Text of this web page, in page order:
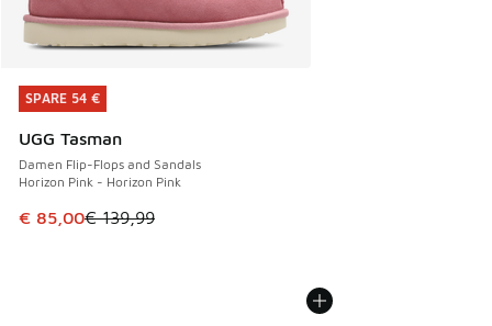
SPARE 54 €
UGG Tasman
Damen Flip-Flops and Sandals
Horizon Pink - Horizon Pink
Dieser Artikel ist im Sale. Der Preis ist von € 139,99 auf €
€ 85,00€ 139,99
SPARE 54 €